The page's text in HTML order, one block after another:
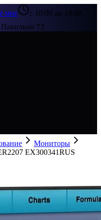
мне
с 10:00 до 19:00
73
Мониторы
EX300341RUS